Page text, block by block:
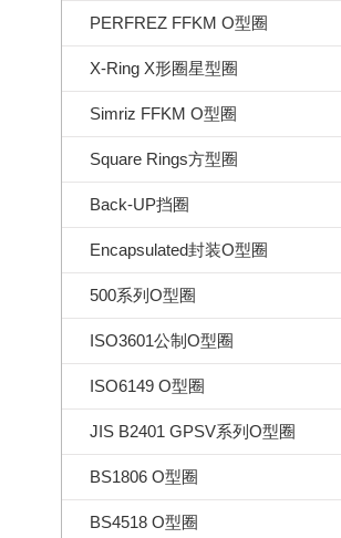
PERFREZ FFKM O型圈
X-Ring X形圈星型圈
Simriz FFKM O型圈
Square Rings方型圈
Back-UP挡圈
Encapsulated封装O型圈
500系列O型圈
ISO3601公制O型圈
ISO6149 O型圈
JIS B2401 GPSV系列O型圈
BS1806 O型圈
BS4518 O型圈